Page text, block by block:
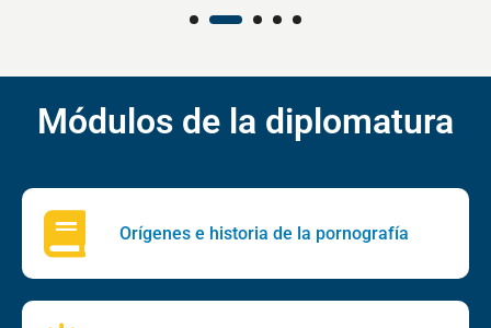
Módulos de la diplomatura
Orígenes e historia de la pornografía